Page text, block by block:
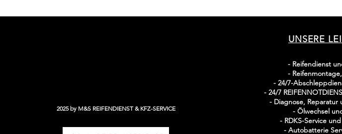
2025 by M&S REIFENDIENST & KFZ-SERVICE
UNSERE
- Reifendienst
-
- 24/7-
- 24/7
- Diagnose, Reparatur
- Ölwechsel
- RDKS-Service
- Autobatterie